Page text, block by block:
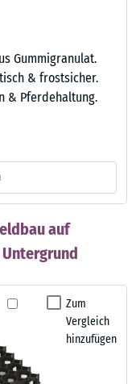
Gummigranulat.
& frostsicher.
& Pferdehaltung.
auf
Zum
Vergleich
hinzufügen